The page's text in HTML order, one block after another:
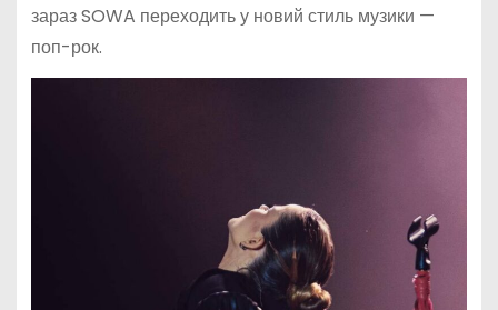
зараз SOWA переходить у новий стиль музики —
поп-рок.